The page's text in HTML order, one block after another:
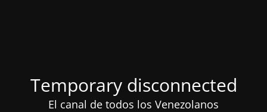
Temporary disconnected
El canal de todos los Venezolanos